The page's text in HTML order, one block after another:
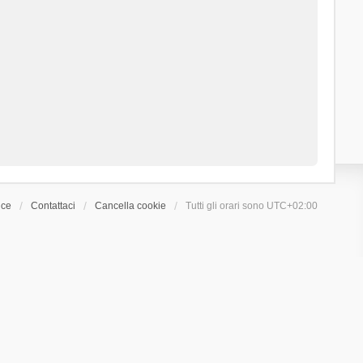
Contattaci Cancella cookie Tutti gli orari sono UTC+02:00